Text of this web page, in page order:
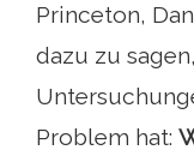
Princeton,
dazu zu
Problem hat: